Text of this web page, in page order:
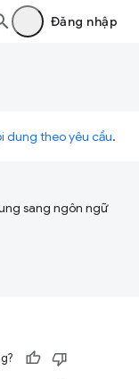
Đăng nhập
dung theo yêu cầu.
sang ngôn ngữ